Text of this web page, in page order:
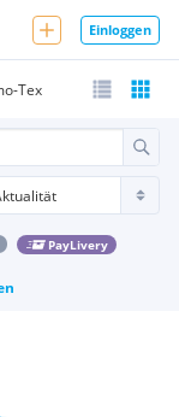
Einloggen
Tex
PayLivery